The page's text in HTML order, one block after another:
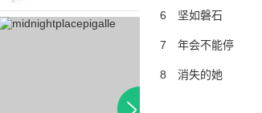
6 坚如磐石
7 年会不能停
8 消失的她